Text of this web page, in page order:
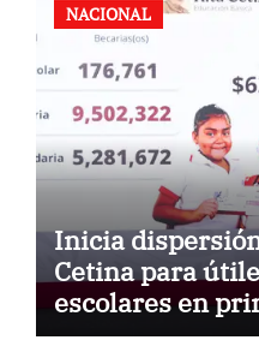
NACIONAL
Inicia
Cetina para
escolares en
Claudia